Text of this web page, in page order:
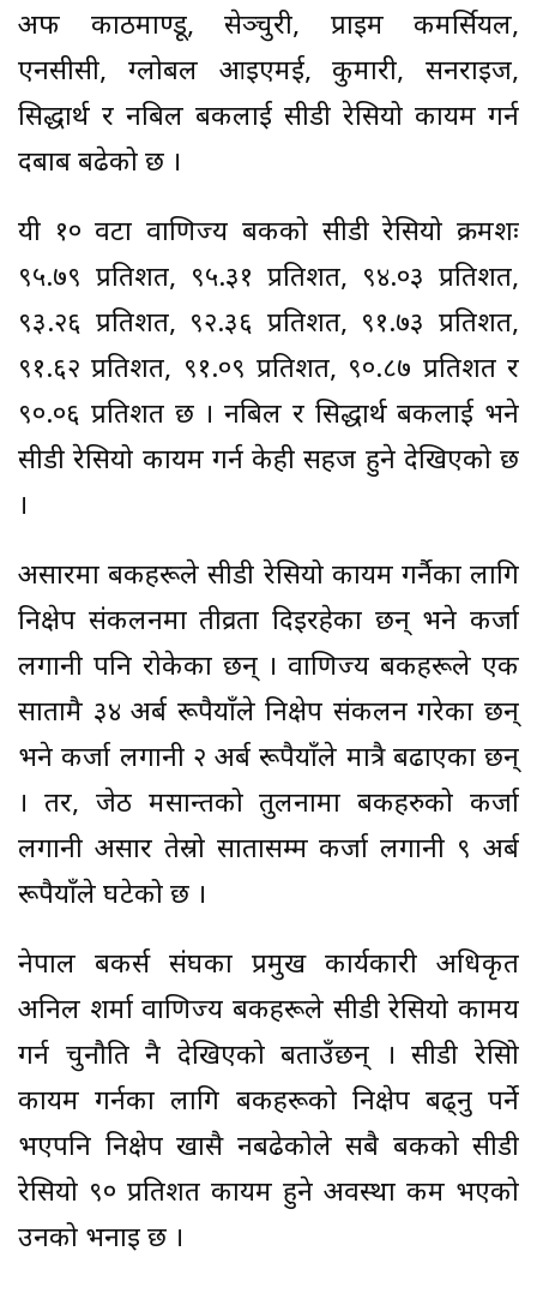
अफ काठमाण्डू, सेञ्चुरी, प्राइम कमर्सियल,
एनसीसी, ग्लोबल आइएमई, कुमारी, सनराइज,
सिद्धार्थ र नबिल बैंकलाई सीडी रेसियो कायम गर्न
दबाब बढेको छ ।
यी १० वटा वाणिज्य बैंकको सीडी रेसियो क्रमशः
९५.७९ प्रतिशत, ९५.३१ प्रतिशत, ९४.०३ प्रतिशत,
९३.२६ प्रतिशत, ९२.३६ प्रतिशत, ९१.७३ प्रतिशत,
९१.६२ प्रतिशत, ९१.०९ प्रतिशत, ९०.८७ प्रतिशत र
९०.०६ प्रतिशत छ । नबिल र सिद्धार्थ बैंकलाई भने
सीडी रेसियो कायम गर्न केही सहज हुने देखिएको छ
।
असारमा बैंकहरूले सीडी रेसियो कायम गर्नैका लागि
निक्षेप संकलनमा तीव्रता दिइरहेका छन् भने कर्जा
लगानी पनि रोकेका छन् । वाणिज्य बैंकहरूले एक
सातामै ३४ अर्ब रूपैयाँले निक्षेप संकलन गरेका छन्
भने कर्जा लगानी २ अर्ब रूपैयाँले मात्रै बढाएका छन्
। तर, जेठ मसान्तको तुलनामा बैंकहरुको कर्जा
लगानी असार तेस्रो सातासम्म कर्जा लगानी ९ अर्ब
रूपैयाँले घटेको छ ।
नेपाल बैंकर्स संघका प्रमुख कार्यकारी अधिकृत
अनिल शर्मा वाणिज्य बैंकहरूले सीडी रेसियो कामय
गर्न चुनौति नै देखिएको बताउँछन् । सीडी रेसिो
कायम गर्नका लागि बैंकहरूको निक्षेप बढ्नु पर्ने
भएपनि निक्षेप खासै नबढेकोले सबै बैंकको सीडी
रेसियो ९० प्रतिशत कायम हुने अवस्था कम भएको
उनको भनाइ छ ।